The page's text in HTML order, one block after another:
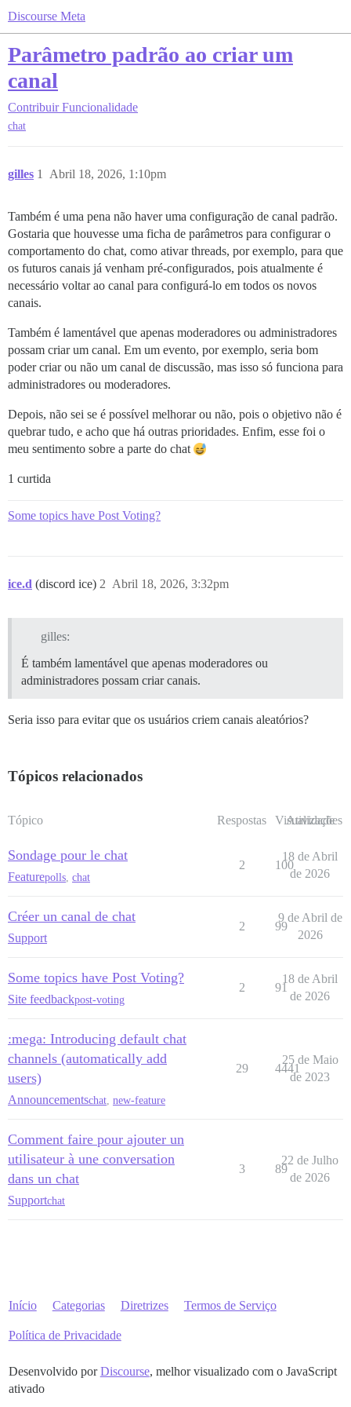
Discourse Meta
Parâmetro padrão ao criar um
canal
Contribuir Funcionalidade
chat
gilles Abril 18, 2026, 1:10pm
1
Também é uma pena não haver uma configuração de canal padrão.
Gostaria que houvesse uma ficha de parâmetros para configurar o
comportamento do chat, como ativar threads, por exemplo, para que
os futuros canais já venham pré-configurados, pois atualmente é
necessário voltar ao canal para configurá-lo em todos os novos
canais.
Também é lamentável que apenas moderadores ou administradores
possam criar um canal. Em um evento, por exemplo, seria bom
poder criar ou não um canal de discussão, mas isso só funciona para
administradores ou moderadores.
Depois, não sei se é possível melhorar ou não, pois o objetivo não é
quebrar tudo, e acho que há outras prioridades. Enfim, esse foi o
meu sentimento sobre a parte do chat
1 curtida
Some topics have Post Voting?
ice.d (discord ice) Abril 18, 2026, 3:32pm
2
gilles:
É também lamentável que apenas moderadores ou
administradores possam criar canais.
Seria isso para evitar que os usuários criem canais aleatórios?
Tópicos relacionados
Tópico Respostas Visualizações
Atividade
Sondage pour le chat
Featurepolls chat
2 100
18 de Abril
de 2026
Créer un canal de chat
Support
2 99
9 de Abril de
2026
Some topics have Post Voting?
Site feedbackpost-voting
2 91
18 de Abril
de 2026
:mega: Introducing default chat
channels (automatically add
users)
Announcementschat new-feature
29 4441
25 de Maio
de 2023
Comment faire pour ajouter un
utilisateur à une conversation
dans un chat
Supportchat
3 89
22 de Julho
de 2026
Início Categorias Diretrizes Termos de Serviço
Política de Privacidade
Desenvolvido porDiscourse, melhor visualizado com o JavaScript
ativado